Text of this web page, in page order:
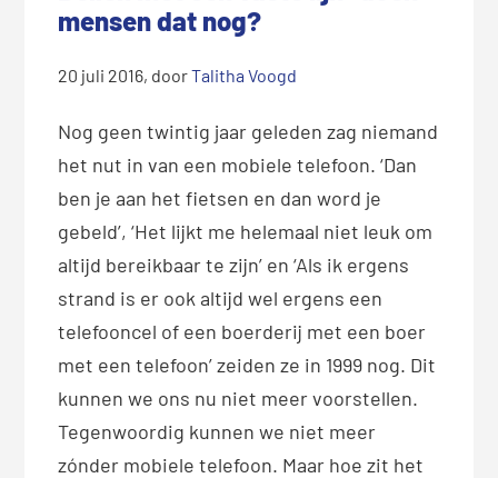
mensen dat nog?
20 juli 2016, doorTalitha Voogd
Nog geen twintig jaar geleden zag niemand
het nut in van een mobiele telefoon. ‘Dan
ben je aan het fietsen en dan word je
gebeld’, ‘Het lijkt me helemaal niet leuk om
altijd bereikbaar te zijn’ en ‘Als ik ergens
strand is er ook altijd wel ergens een
telefooncel of een boerderij met een boer
met een telefoon’ zeiden ze in 1999 nog. Dit
kunnen we ons nu niet meer voorstellen.
Tegenwoordig kunnen we niet meer
zónder mobiele telefoon. Maar hoe zit het